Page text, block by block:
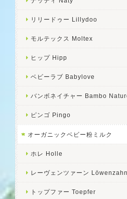
リリードゥー Lillydoo
モルテックス Moltex
ヒップ Hipp
ベビーラブ Babylove
バンボネイチャー Bambo
ピンゴ Pingo
オーガニックベビー粉ミルク
ホレ Holle
レーヴェンツァーン
トップファー Toepfer